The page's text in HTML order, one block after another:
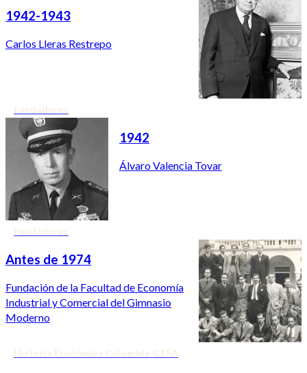
1942-1943
Carlos Lleras Restrepo
Fundadores
1942
Álvaro Valencia Tovar
Fundadores
Antes de 1974
Fundación de la Facultad de Economía
Industrial y Comercial del Gimnasio
Moderno
Historia Económica Colombia-CESA